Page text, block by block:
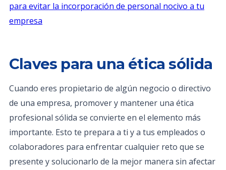
para evitar la incorporación de personal nocivo a tu
empresa
Claves para una ética sólida
Cuando eres propietario de algún negocio o directivo
de una empresa, promover y mantener una ética
profesional sólida se convierte en el elemento más
importante. Esto te prepara a ti y a tus empleados o
colaboradores para enfrentar cualquier reto que se
presente y solucionarlo de la mejor manera sin afectar